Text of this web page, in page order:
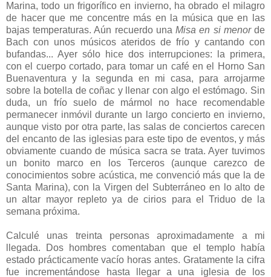
Marina, todo un frigorífico en invierno, ha obrado el milagro
de hacer que me concentre más en la música que en las
bajas temperaturas. Aún recuerdo unaMisa en si menorde
Bach con unos músicos ateridos de frío y cantando con
bufandas... Ayer sólo hice dos interrupciones: la primera,
con el cuerpo cortado, para tomar un café en el Horno San
Buenaventura y la segunda en mi casa, para arrojarme
sobre la botella de coñac y llenar con algo el estómago. Sin
duda, un frío suelo de mármol no hace recomendable
permanecer inmóvil durante un largo concierto en invierno,
aunque visto por otra parte, las salas de conciertos carecen
del encanto de las iglesias para este tipo de eventos, y más
obviamente cuando de música sacra se trata. Ayer tuvimos
un bonito marco en los Terceros (aunque carezco de
conocimientos sobre acústica, me convenció más que la de
Santa Marina), con la Virgen del Subterráneo en lo alto de
un altar mayor repleto ya de cirios para el Triduo de la
semana próxima.
Calculé unas treinta personas aproximadamente a mi
llegada. Dos hombres comentaban que el templo había
estado prácticamente vacío horas antes. Gratamente la cifra
fue incrementándose hasta llegar a una iglesia de los